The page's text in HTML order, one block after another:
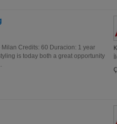
Credits: 60 Duracion: 1 year
is today both a great opportunity